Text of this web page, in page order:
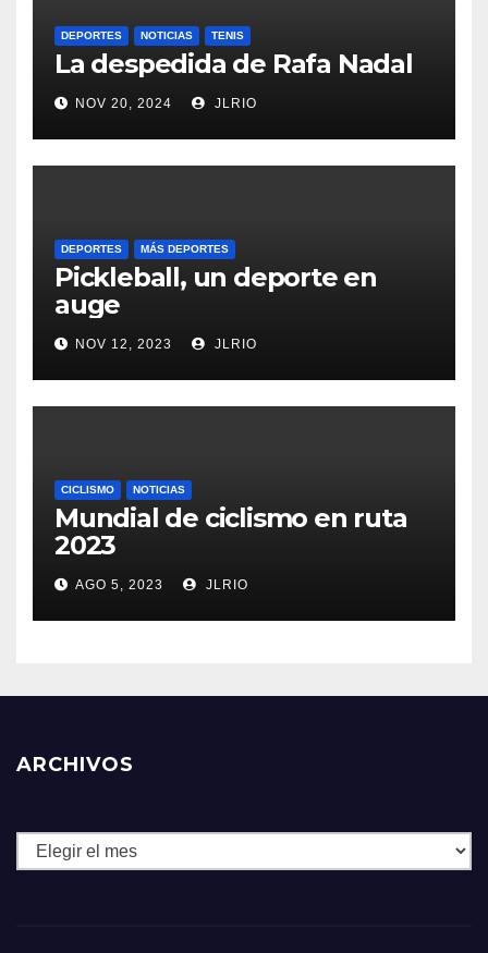
DEPORTES NOTICIAS TENIS
La despedida de Rafa Nadal
NOV 20, 2024 JLRIO
DEPORTES MÁS DEPORTES
Pickleball, un deporte en
auge
NOV 12, 2023 JLRIO
CICLISMO NOTICIAS
Mundial de ciclismo en ruta
2023
AGO 5, 2023 JLRIO
ARCHIVOS
Archivos